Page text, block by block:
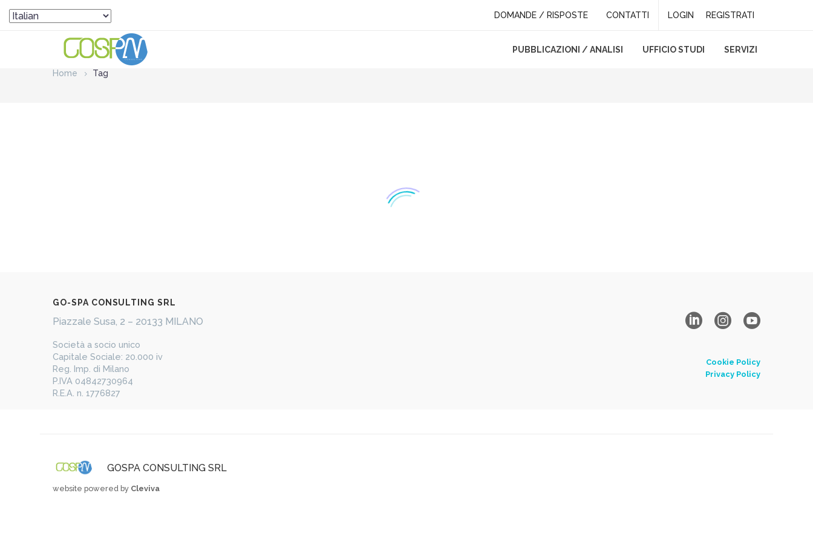
DOMANDE / RISPOSTE CONTATTI LOGIN REGISTRATI
PUBBLICAZIONI / ANALISI UFFICIO STUDI SERVIZI
Home Tag
​GO-​​SPA CONSULTING SRL
Piazzale Susa, 2 – 20133 MILANO
​Società a socio unico
Capitale Sociale: 20.000 iv
Reg. Imp. di Milano
P.IVA 04842730964
R.E.A. n. 1776827
Cookie Policy
Privacy Policy
GOSPA CONSULTING SRL
website powered by Cleviva